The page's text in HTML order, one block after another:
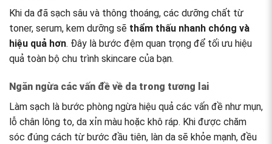
Khi da đã sạch sâu và thông thoáng, các dưỡng chất từ
toner, serum, kem dưỡng sẽ thẩm thấu nhanh chóng và
hiệu quả hơn. Đây là bước đệm quan trọng để tối ưu hiệu
quả toàn bộ chu trình skincare của bạn.
Ngăn ngừa các vấn đề về da trong tương lai
Làm sạch là bước phòng ngừa hiệu quả các vấn đề như mụn,
lỗ chân lông to, da xỉn màu hoặc khô ráp. Khi được chăm
sóc đúng cách từ bước đầu tiên, làn da sẽ khỏe mạnh, đều